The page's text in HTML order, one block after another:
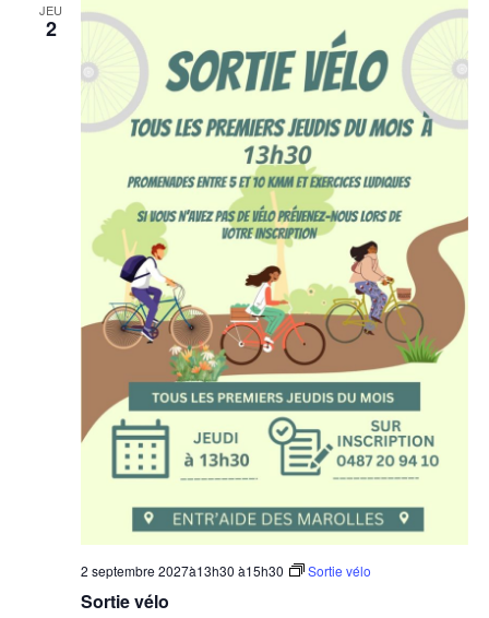
JEU
2
Sortie vélo
2 septembre 2027à13h30 à15h30 Sortie vélo